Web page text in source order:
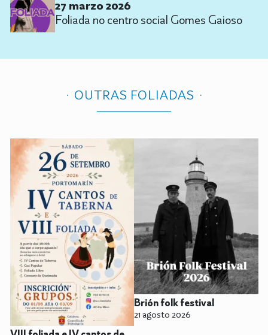
27 marzo 2026
Foliada no centro social Gomes Gaioso
OUTRAS FOLIADAS
Brión folk festival
21 agosto 2026